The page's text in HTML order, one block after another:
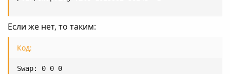
Если же нет, то таким:
Код:
Swap: 0 0 0